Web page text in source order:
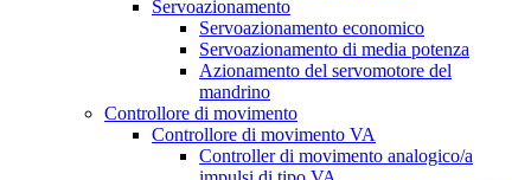
Servoazionamento
Servoazionamento economico
Servoazionamento di media potenza
Azionamento del servomotore del
mandrino
Controllore di movimento
Controllore di movimento VA
Controller di movimento analogico/a